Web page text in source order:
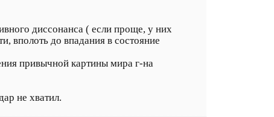
диссонанса ( если проще, у них
вполоть до впадания в состояние
привычной картины мира г-на
не хватил.